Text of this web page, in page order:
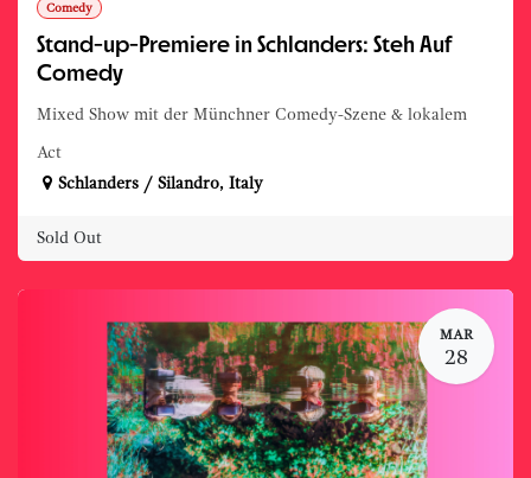
Comedy
Stand-up-Premiere in Schlanders: Steh Auf
Comedy
Mixed Show mit der Münchner Comedy-Szene & lokalem
Act
Schlanders / Silandro, Italy
Sold Out
MAR
28